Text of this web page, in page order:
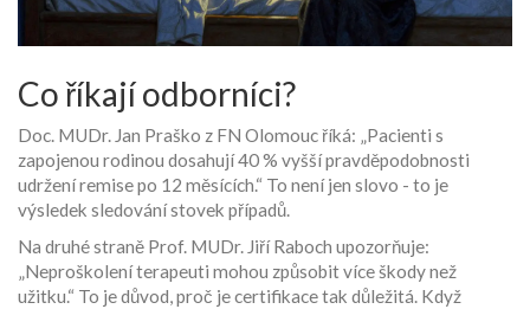
Co říkají odborníci?
Doc. MUDr. Jan Praško z FN Olomouc říká: „Pacienti s
zapojenou rodinou dosahují 40 % vyšší pravděpodobnosti
udržení remise po 12 měsících.“ To není jen slovo - to je
výsledek sledování stovek případů.
Na druhé straně Prof. MUDr. Jiří Raboch upozorňuje:
„Neproškolení terapeuti mohou způsobit více škody než
užitku.“ To je důvod, proč je certifikace tak důležitá. Když